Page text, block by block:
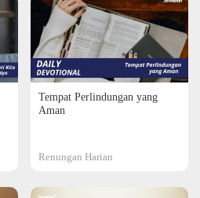
Tempat Perlindungan yang
Aman
Renungan Harian